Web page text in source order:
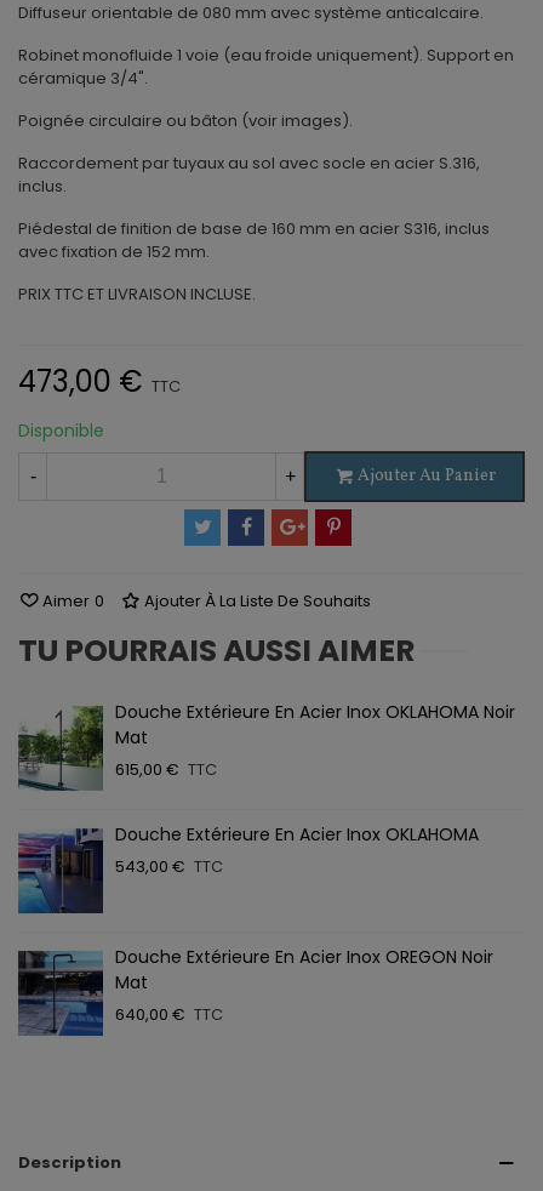
Diffuseur orientable de 080 mm avec système anticalcaire.
Robinet monofluide 1 voie (eau froide uniquement). Support en
céramique 3/4".
Poignée circulaire ou bâton (voir images).
Raccordement par tuyaux au sol avec socle en acier S.316,
inclus.
Piédestal de finition de base de 160 mm en acier S316, inclus
avec fixation de 152 mm.
PRIX TTC ET LIVRAISON INCLUSE.
473,00 € TTC
Disponible
- + Ajouter Au Panier
Aimer 0 Ajouter À La Liste De Souhaits
TU POURRAIS AUSSI AIMER
Douche Extérieure En Acier Inox OKLAHOMA Noir
Mat
615,00 € TTC
Douche Extérieure En Acier Inox OKLAHOMA
543,00 € TTC
Douche Extérieure En Acier Inox OREGON Noir
Mat
640,00 € TTC
Description